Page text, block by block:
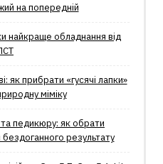
на попередній
найкраще обладнання від
як прибрати «гусячі лапки»
міміку
педикюру: як обрати
результату